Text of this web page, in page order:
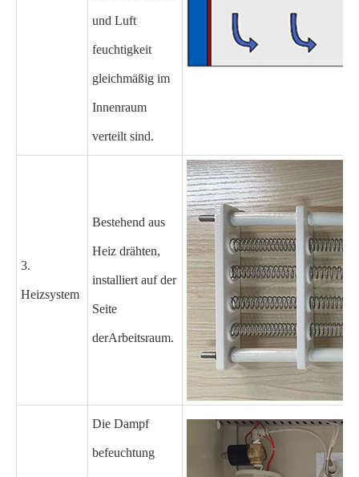
und Luft
feuchtigkeit
gleichmäßig im
Innenraum
verteilt sind.
3.
Heizsystem
Bestehend aus
Heiz drähten,
installiert auf der
Seite
derArbeitsraum.
Die Dampf
befeuchtung